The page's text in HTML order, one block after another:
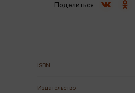
ISBN
Издательство
Поделиться